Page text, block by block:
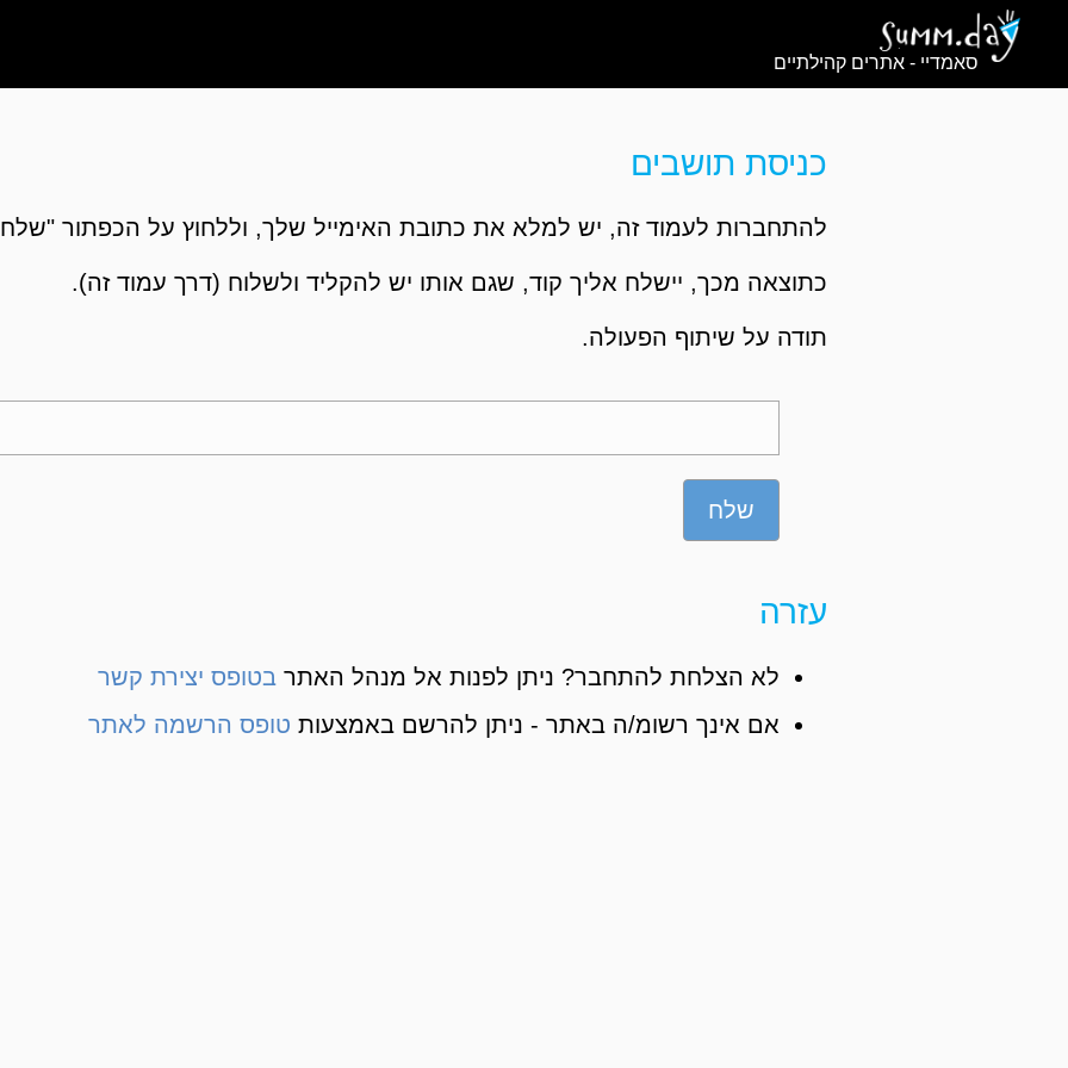
סאמדיי - אתרים קהילתיים
כניסת תושבים
להתחברות לעמוד זה, יש למלא את כתובת האימייל שלך, וללחוץ על הכפתור
כתוצאה מכך, יישלח אליך קוד, שגם אותו יש להקליד ולשלוח (דרך עמוד זה).
תודה על שיתוף הפעולה.
שלח
עזרה
לא הצלחת להתחבר? ניתן לפנות אל מנהל האתר בטופס יצירת קשר
אם אינך רשומ/ה באתר - ניתן להרשם באמצעות טופס הרשמה לאתר